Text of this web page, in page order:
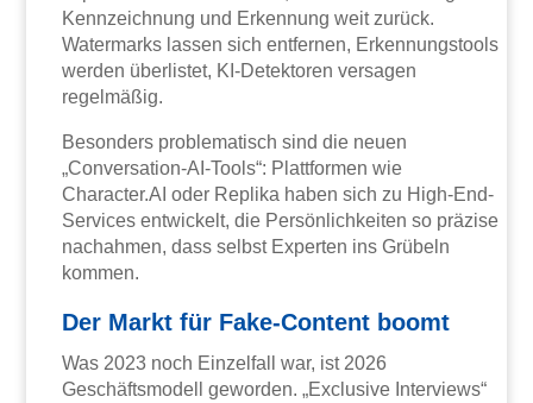
Kennzeichnung und Erkennung weit zurück.
Watermarks lassen sich entfernen, Erkennungstools
werden überlistet, KI-Detektoren versagen
regelmäßig.
Besonders problematisch sind die neuen
„Conversation-AI-Tools“: Plattformen wie
Character.AI oder Replika haben sich zu High-End-
Services entwickelt, die Persönlichkeiten so präzise
nachahmen, dass selbst Experten ins Grübeln
kommen.
Der Markt für Fake-Content boomt
Was 2023 noch Einzelfall war, ist 2026
Geschäftsmodell geworden. „Exclusive Interviews“